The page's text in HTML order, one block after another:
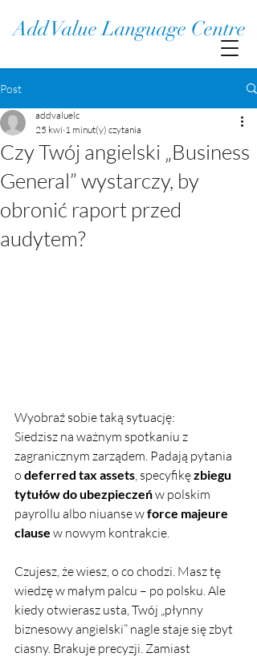
Add Value Language Centre
Post
Czy Twój angielski „Business
General” wystarczy, by
obronić raport przed
audytem?
addvaluelc
25 kwi 1 minut(y) czytania
Wyobraź sobie taką sytuację:
Siedzisz na ważnym spotkaniu z
zagranicznym zarządem. Padają pytania
o deferred tax assets , specyfikę zbiegu
tytułów do ubezpieczeń w polskim
payrollu albo niuanse w force majeure
clause w nowym kontrakcie.
Czujesz, że wiesz, o co chodzi. Masz tę
wiedzę w małym palcu – po polsku. Ale
kiedy otwierasz usta, Twój „płynny
biznesowy angielski” nagle staje się zbyt
ciasny. Brakuje precyzji. Zamiast